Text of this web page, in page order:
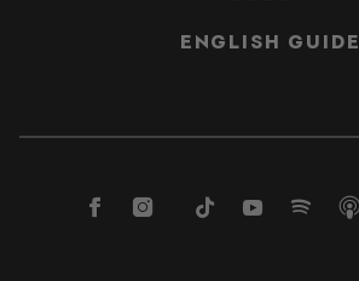
ENGLISH GUIDE